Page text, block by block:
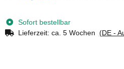
Sofort bestellbar
Lieferzeit: ca. 5 Wochen (DE -